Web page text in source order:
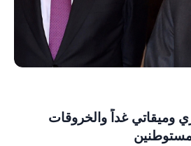
وميقاتي غداً والخروقات